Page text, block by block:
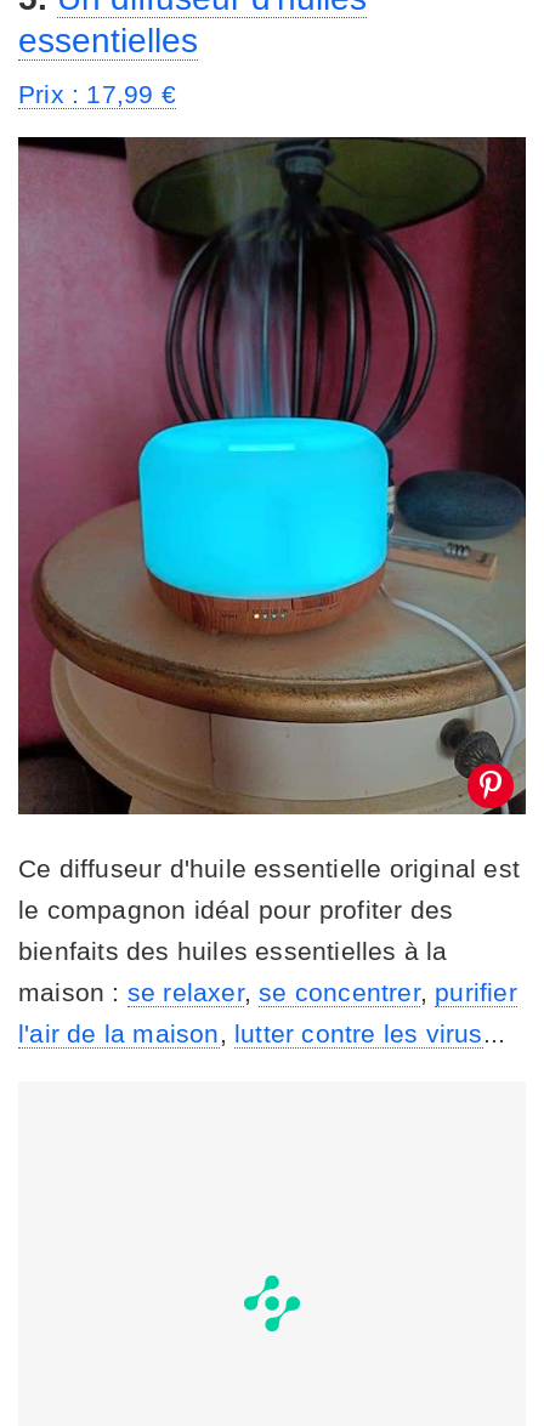
essentielles
Prix : 17,99 €
Ce diffuseur d'huile essentielle original est
le compagnon idéal pour profiter des
bienfaits des huiles essentielles à la
maison : se relaxer,se concentrer, purifier
l'air de la maison, lutter contre les virus...